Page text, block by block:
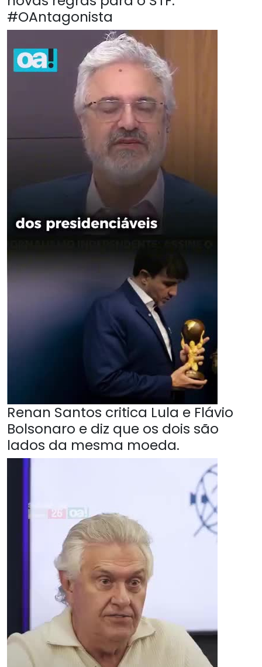
#OAntagonista
Renan Santos critica Lula e Flávio
Bolsonaro e diz que os dois são
lados da mesma moeda.